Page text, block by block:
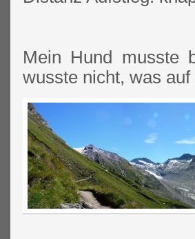
Mein Hund musste
wusste nicht, was